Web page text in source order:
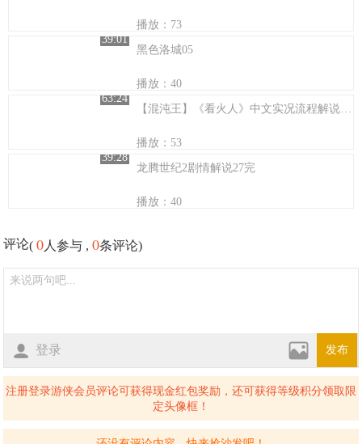
播放：73
39:01
黑色洛城05
播放：40
63:24
【混沌王】《看火人》中文实况流程解说（第五期 无言的结局）
播放：53
39:28
龙腾世纪2剧情解说27完
播放：40
评论(0 人参与 ,0条评论)
登录 发布
注册登录游侠会员评论可获得现金红包奖励，还可获得等级积分领取限
定头像框！